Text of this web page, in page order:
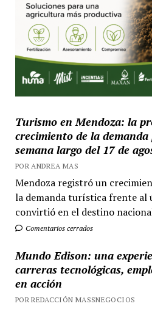
Turismo en Mendoza: la
crecimiento de la
semana largo del 17 de
POR ANDREA MAS
Mendoza registró un
la demanda turística frente al
convirtió en el destino
Comentarios cerrados
Mundo Edison: una
carreras tecnológicas,
en acción
POR REDACCIÓN MASSNEGOCIOS